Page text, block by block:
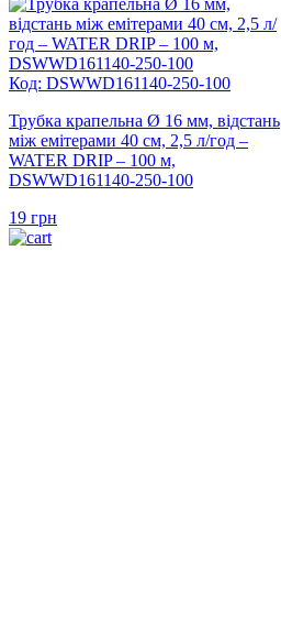
Код: DSWWD161140-250-100
Трубка крапельна Ø 16 мм, відстань
між емітерами 40 см, 2,5 л/год –
WATER DRIP – 100 м,
DSWWD161140-250-100
19 грн